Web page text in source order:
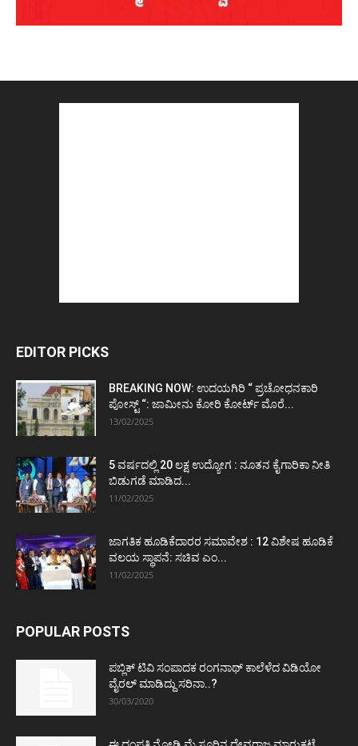
EDITOR PICKS
BREAKING NOW: ಉದಯಗಿರಿ “ ಪ್ರಚೋಧನಕಾರಿ
ಪೋಸ್ಟ್‌ “: ಜಾಮೀನು ಕೋರಿ ಕೋರ್ಟ್‌ ಮೊರೆ...
13/02/2025
5 ವರ್ಷದಲ್ಲಿ 20 ಲಕ್ಷ ಉದ್ಯೋಗ : ನೂತನ ಕೈಗಾರಿಕಾ ನೀತಿ
ಬಿಡುಗಡೆ ಮಾಡಿದ...
11/02/2025
ಜಾಗತಿಕ ಹೂಡಿಕೆದಾರರ ಸಮಾವೇಶ : 12 ವಿಶೇಷ ಹೂಡಿಕೆ
ವಲಯ ಸ್ಥಾಪನೆ: ಸಚಿವ ಎಂ...
11/02/2025
POPULAR POSTS
ಪಬ್ಲಿಕ್ ಟಿವಿ ಸಂಪಾದಕ ರಂಗನಾಥ್ ಕಾಲೆಳೆದ ವಿಡಿಯೋ
ವೈರಲ್ ಮಾಡಿದ್ದು ಸರಿನಾ..?
30/03/2020